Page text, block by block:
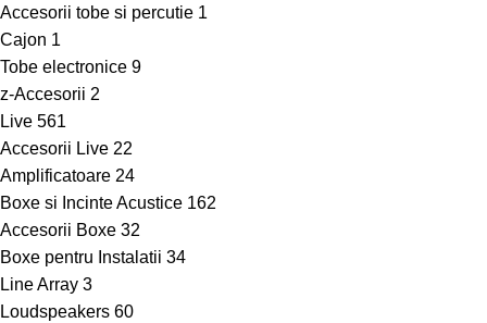
Accesorii tobe si percutie 1
Cajon 1
Tobe electronice 9
z-Accesorii 2
Live 561
Accesorii Live 22
Amplificatoare 24
Boxe si Incinte Acustice 162
Accesorii Boxe 32
Boxe pentru Instalatii 34
Line Array 3
Loudspeakers 60